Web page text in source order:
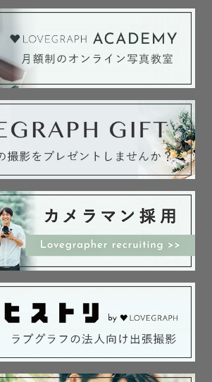
ージュ）、番傘
りましたらページ下部の公式LINEから
せください☺️〜
きますことをとても楽しみにしており